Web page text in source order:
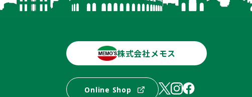
株式会社メモス
Online Shop